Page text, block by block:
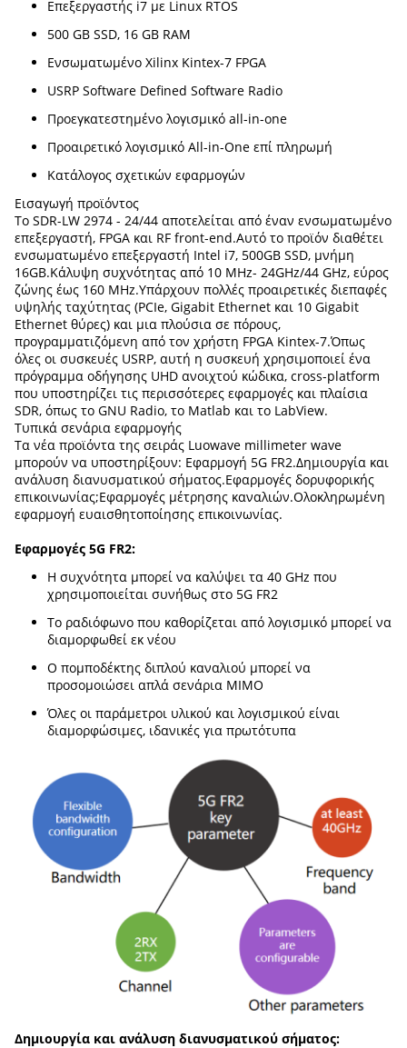
Επεξεργαστής i7 με Linux RTOS
500 GB SSD, 16 GB RAM
Ενσωματωμένο Xilinx Kintex-7 FPGA
USRP Software Defined Software Radio
Προεγκατεστημένο λογισμικό all-in-one
Προαιρετικό λογισμικό All-in-One επί πληρωμή
Κατάλογος σχετικών εφαρμογών
Εισαγωγή προϊόντος
Το SDR-LW 2974 - 24/44 αποτελείται από έναν ενσωματωμένο
επεξεργαστή, FPGA και RF front-end.Αυτό το προϊόν διαθέτει
ενσωματωμένο επεξεργαστή Intel i7, 500GB SSD, μνήμη
16GB.Κάλυψη συχνότητας από 10 MHz- 24GHz/44 GHz, εύρος
ζώνης έως 160 MHz.Υπάρχουν πολλές προαιρετικές διεπαφές
υψηλής ταχύτητας (PCIe, Gigabit Ethernet και 10 Gigabit
Ethernet θύρες) και μια πλούσια σε πόρους,
προγραμματιζόμενη από τον χρήστη FPGA Kintex-7.Όπως
όλες οι συσκευές USRP, αυτή η συσκευή χρησιμοποιεί ένα
πρόγραμμα οδήγησης UHD ανοιχτού κώδικα, cross-platform
που υποστηρίζει τις περισσότερες εφαρμογές και πλαίσια
SDR, όπως το GNU Radio, το Matlab και το LabView.
Τυπικά σενάρια εφαρμογής
Τα νέα προϊόντα της σειράς Luowave millimeter wave
μπορούν να υποστηρίξουν: Εφαρμογή 5G FR2.Δημιουργία και
ανάλυση διανυσματικού σήματος.Εφαρμογές δορυφορικής
επικοινωνίας;Εφαρμογές μέτρησης καναλιών.Ολοκληρωμένη
εφαρμογή ευαισθητοποίησης επικοινωνίας.
Εφαρμογές 5G FR2:
Η συχνότητα μπορεί να καλύψει τα 40 GHz που
χρησιμοποιείται συνήθως στο 5G FR2
Το ραδιόφωνο που καθορίζεται από λογισμικό μπορεί να
διαμορφωθεί εκ νέου
Ο πομποδέκτης διπλού καναλιού μπορεί να
προσομοιώσει απλά σενάρια MIMO
Όλες οι παράμετροι υλικού και λογισμικού είναι
διαμορφώσιμες, ιδανικές για πρωτότυπα
Δημιουργία και ανάλυση διανυσματικού σήματος: